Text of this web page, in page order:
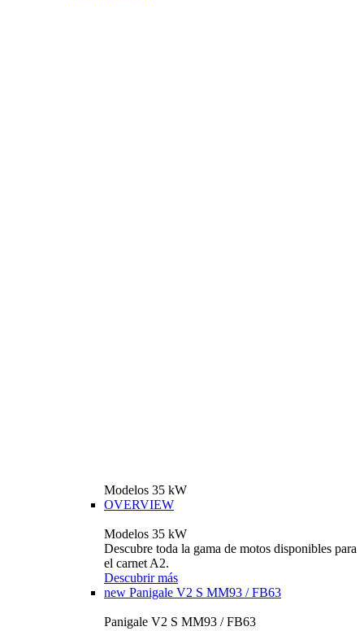
Modelos 35 kW
OVERVIEW
Modelos 35 kW
Descubre toda la gama de motos disponibles para
el carnet A2.
Descubrir más
new Panigale V2 S MM93 / FB63
Panigale V2 S MM93 / FB63